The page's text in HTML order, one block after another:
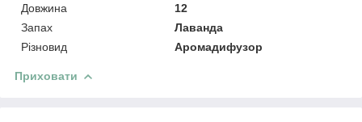
Довжина
12
Запах
Лаванда
Різновид
Аромадифузор
Приховати